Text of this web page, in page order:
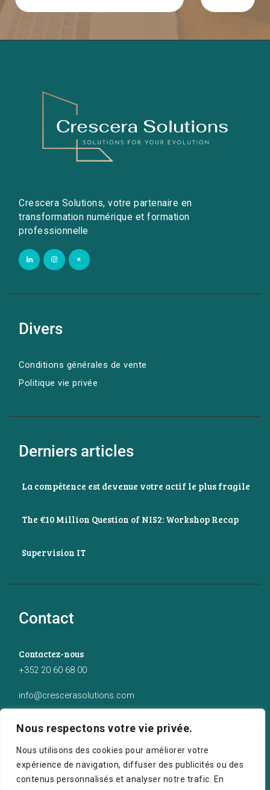
Nous respectons votre vie privée.
Nous utilisons des cookies pour améliorer votre
expérience de navigation, diffuser des publicités ou des
contenus personnalisés et analyser notre trafic. En
Crescera Solutions, votre partenaire en
transformation numérique et formation
professionnelle
Divers
Conditions générales de vente
Politique vie privée
Derniers articles
La compétence est devenue votre actif le plus fragile
The €10 Million Question of NIS2: Workshop Recap
Supervision IT
Contact
Contactez-nous
+352 20 60 68 00
info@crescerasolutions.com
50 route d’Esch (2ème étage), Luxembourg